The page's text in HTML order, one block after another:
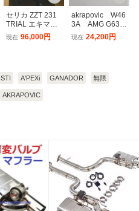
セリカ ZZT 231
TRIAL エキマニ
2ZZ エキゾース
トマニホールド
現在 96,000円
akrapovic W46
3A AMG G63
用 エボリュー
ションラインマ
品 S-ME/TI/5
現在 24,200円
STI A'PEXi GANADOR 無限
AKRAPOVIC